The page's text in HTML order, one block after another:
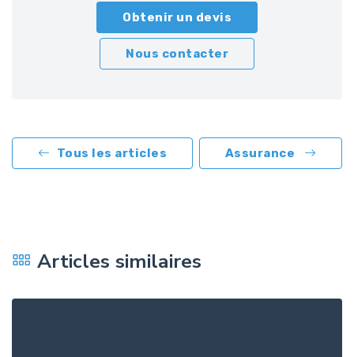
Obtenir un devis
Nous contacter
Tous les articles Assurance
Articles similaires